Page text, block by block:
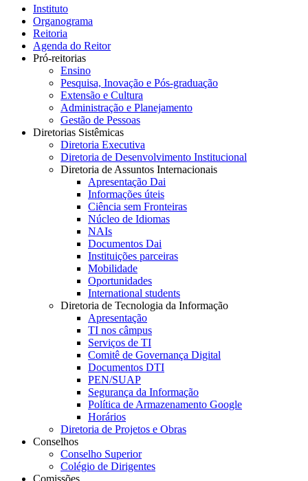
Instituto
Organograma
Reitoria
Agenda do Reitor
Pró-reitorias
Ensino
Pesquisa, Inovação e Pós-graduação
Extensão e Cultura
Administração e Planejamento
Gestão de Pessoas
Diretorias Sistêmicas
Diretoria Executiva
Diretoria de Desenvolvimento Institucional
Diretoria de Assuntos Internacionais
Apresentação Dai
Informações úteis
Ciência sem Fronteiras
Núcleo de Idiomas
NAIs
Documentos Dai
Instituições parceiras
Mobilidade
Oportunidades
International students
Diretoria de Tecnologia da Informação
Apresentação
TI nos câmpus
Serviços de TI
Comitê de Governança Digital
Documentos DTI
PEN/SUAP
Segurança da Informação
Política de Armazenamento Google
Horários
Diretoria de Projetos e Obras
Conselhos
Conselho Superior
Colégio de Dirigentes
Comissões